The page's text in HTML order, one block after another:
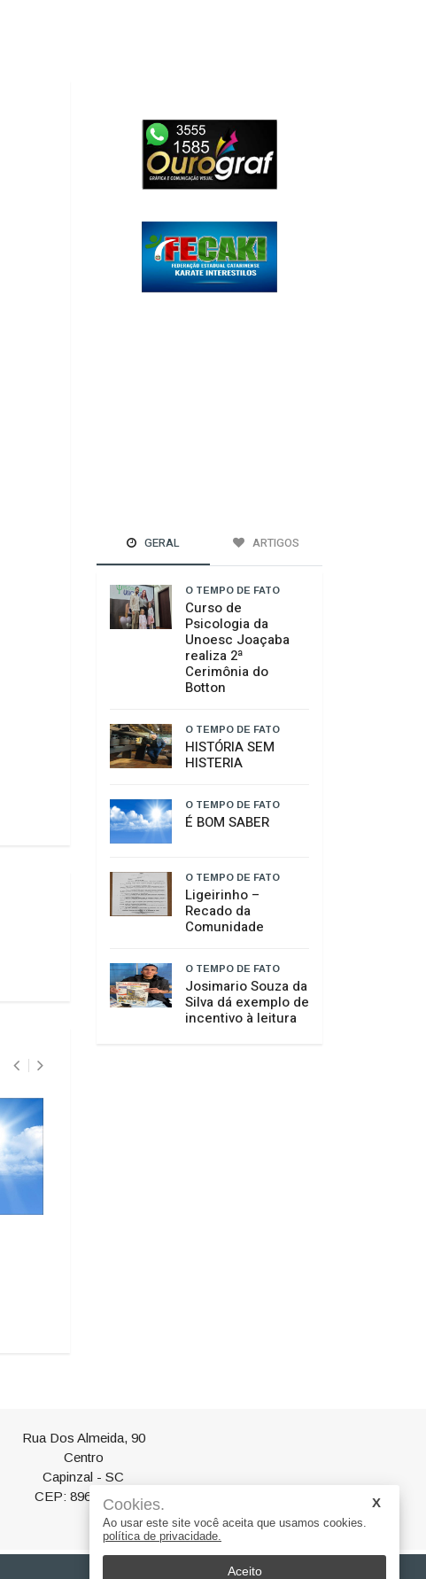
GERAL ARTIGOS
O TEMPO DE FATO
Curso de
Psicologia da
Unoesc Joaçaba
realiza 2ª
Cerimônia do
Botton
O TEMPO DE FATO
HISTÓRIA SEM
HISTERIA
O TEMPO DE FATO
É BOM SABER
O TEMPO DE FATO
​Ligeirinho –
Recado da
Comunidade
O TEMPO DE FATO
Josimario Souza da
Silva dá exemplo de
incentivo à leitura
Rua Dos Almeida, 90
Centro
Capinzal - SC
CEP: 89665-000Cookies.
Ao usar este site você aceita que usamos cookies.
política de privacidade.
Aceito